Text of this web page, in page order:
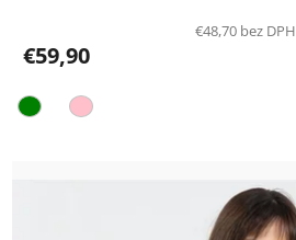
€48,70 bez DPH
€59,90